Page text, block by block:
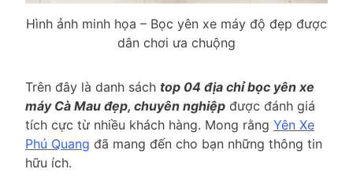
Hình ảnh minh họa – Bọc yên xe máy độ đẹp được
dân chơi ưa chuộng
Trên đây là danh sách top 04 địa chỉ bọc yên xe
máy Cà Mau đẹp, chuyên nghiệp được đánh giá
tích cực từ nhiều khách hàng. Mong rằng Yên Xe
Phú Quang đã mang đến cho bạn những thông tin
hữu ích.